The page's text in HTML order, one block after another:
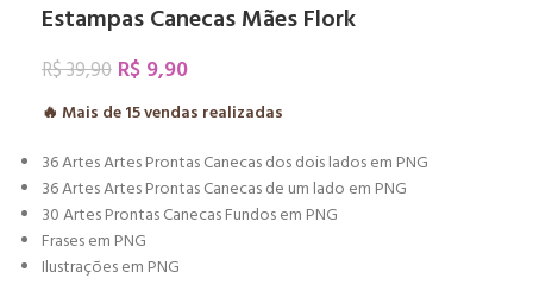
Estampas Canecas Mães Flork
R$39,90 R$ 9,90
🔥 Mais de15vendas realizadas
36 Artes Artes Prontas Canecas dos dois lados em PNG
36 Artes Artes Prontas Canecas de um lado em PNG
30 Artes Prontas Canecas Fundos em PNG
Frases em PNG
Ilustrações em PNG